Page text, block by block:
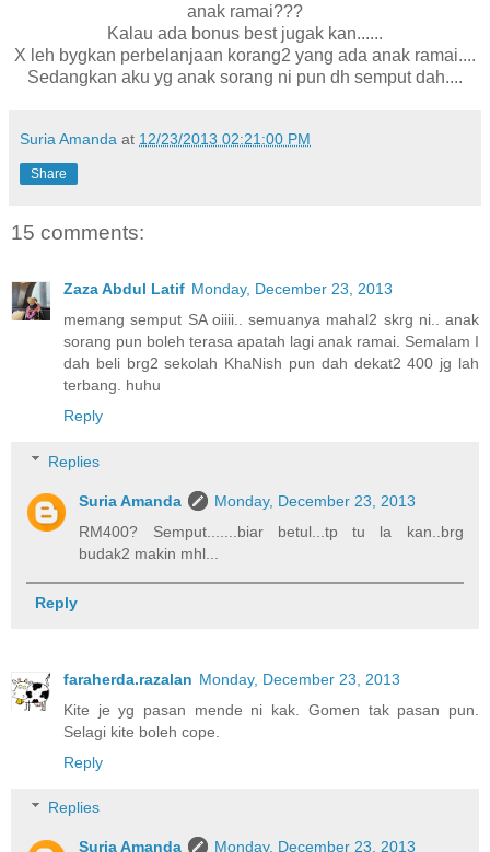
anak ramai???
Kalau ada bonus best jugak kan......
X leh bygkan perbelanjaan korang2 yang ada anak ramai....
Sedangkan aku yg anak sorang ni pun dh semput dah....
Suria Amanda at 12/23/2013 02:21:00 PM
Share
15 comments:
Zaza Abdul Latif Monday, December 23, 2013
memang semput SA oiiii.. semuanya mahal2 skrg ni.. anak
sorang pun boleh terasa apatah lagi anak ramai. Semalam I
dah beli brg2 sekolah KhaNish pun dah dekat2 400 jg lah
terbang. huhu
Reply
Replies
Suria Amanda
Monday, December 23, 2013
RM400? Semput.......biar betul...tp tu la kan..brg
budak2 makin mhl...
Reply
faraherda.razalan Monday, December 23, 2013
Kite je yg pasan mende ni kak. Gomen tak pasan pun.
Selagi kite boleh cope.
Reply
Replies
Suria Amanda Monday, December 23, 2013